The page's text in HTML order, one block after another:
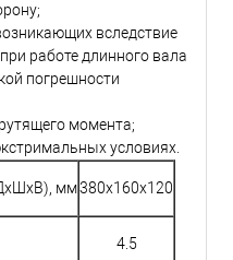
вследствие
работе длинного вала
погрешности
момента;
условиях.
мм380x160x120
4.5